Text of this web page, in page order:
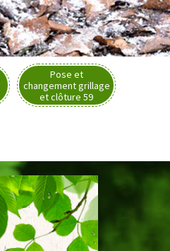
Pose et
changement grillage
et clôture 59